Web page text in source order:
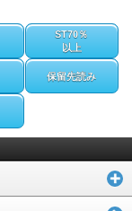
ST70％
以上
保留先読み